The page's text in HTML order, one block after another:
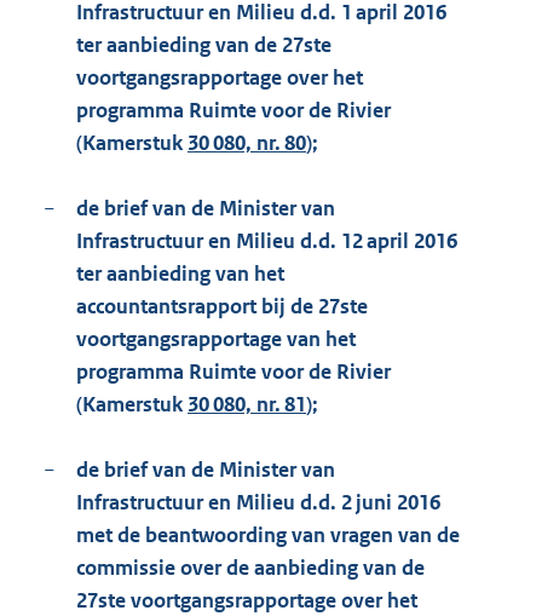
Infrastructuur en Milieu d.d. 1 april 2016
ter aanbieding van de 27ste
voortgangsrapportage over het
programma Ruimte voor de Rivier
(Kamerstuk 30 080, nr. 80);
−
de brief van de Minister van
Infrastructuur en Milieu d.d. 12 april 2016
ter aanbieding van het
accountantsrapport bij de 27ste
voortgangsrapportage van het
programma Ruimte voor de Rivier
(Kamerstuk 30 080, nr. 81);
−
de brief van de Minister van
Infrastructuur en Milieu d.d. 2 juni 2016
met de beantwoording van vragen van de
commissie over de aanbieding van de
27ste voortgangsrapportage over het